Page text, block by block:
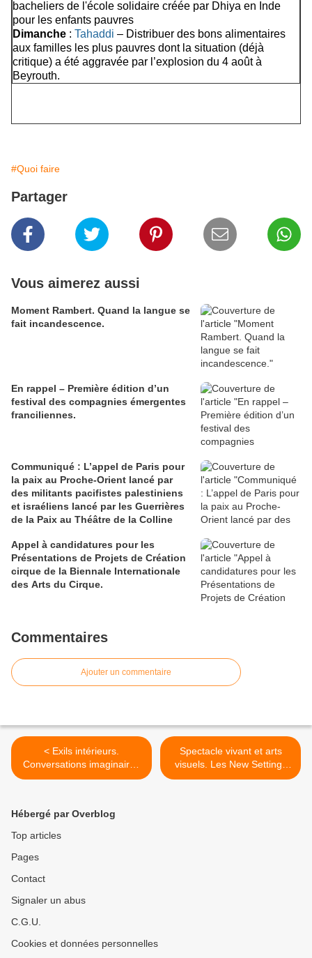
bacheliers de l'école solidaire créée par Dhiya en Inde
pour les enfants pauvres
Dimanche : Tahaddi – Distribuer des bons alimentaires
aux familles les plus pauvres dont la situation (déjà
critique) a été aggravée par l’explosion du 4 août à
Beyrouth.
#Quoi faire
Partager
Vous aimerez aussi
Moment Rambert. Quand la langue se
fait incandescence.
En rappel – Première édition d’un
festival des compagnies émergentes
franciliennes.
Communiqué : L’appel de Paris pour
la paix au Proche-Orient lancé par
des militants pacifistes palestiniens
et israéliens lancé par les Guerrières
de la Paix au Théâtre de la Colline
Appel à candidatures pour les
Présentations de Projets de Création
cirque de la Biennale Internationale
des Arts du Cirque.
Commentaires
Ajouter un commentaire
< Exils intérieurs.
Conversations imaginaires
autour de l'arrachement de
Spectacle vivant et arts
visuels. Les New Settings
soufflent leur 10e bougie
Hébergé par Overblog
Top articles
Pages
Contact
Signaler un abus
C.G.U.
Cookies et données personnelles